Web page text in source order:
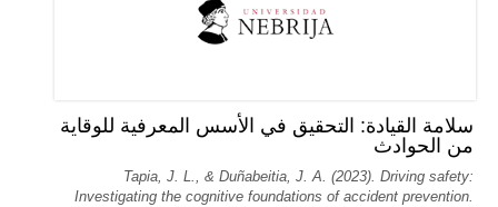
سلامة القيادة: التحقيق في الأسس المعرفية للوقاية
من الحوادث
Tapia, J. L., & Duñabeitia, J. A. (2023). Driving safety:
Investigating the cognitive foundations of accident prevention.